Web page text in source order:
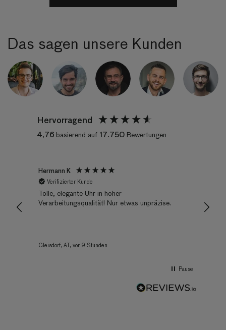
Das sagen unsere Kunden
Hervorragend
4,76 basierend auf 17.750 Bewertungen
Hermann K
Verifizierter Kunde
Tolle, elegante Uhr in hoher
Verarbeitungsqualität! Nur etwas unpräzise.
Gleisdorf, AT, vor 9 Stunden
Die
Leder
Pause